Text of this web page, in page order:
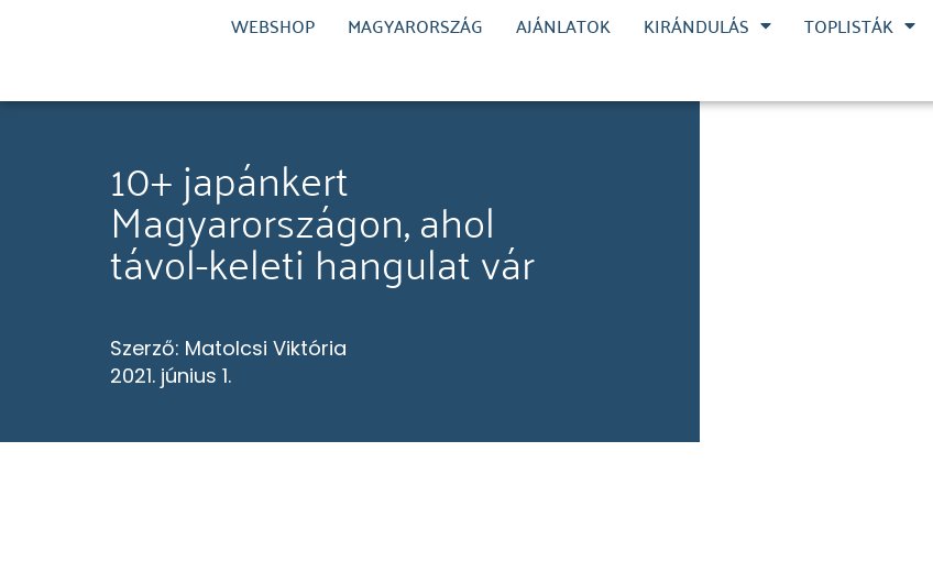
WEBSHOP MAGYARORSZÁG AJÁNLATOK KIRÁNDULÁS TOPLISTÁK
10+ japánkert
Magyarországon, ahol
távol-keleti hangulat vár
Szerző: Matolcsi Viktória
2021. június 1.